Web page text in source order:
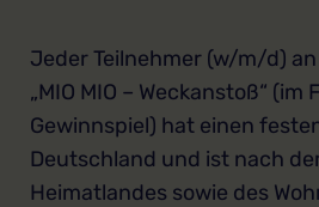
Jeder Teilnehmer (w/m/d)
„MIO MIO – Weckanstoß“ (im
Gewinnspiel) hat einen
Deutschland und ist nach
Heimatlandes sowie des